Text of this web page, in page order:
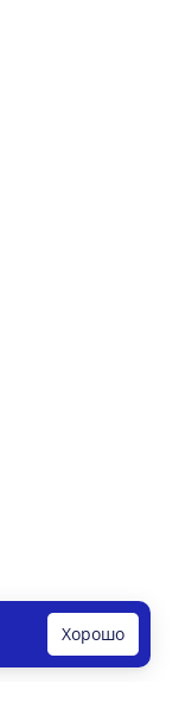
Хорошо